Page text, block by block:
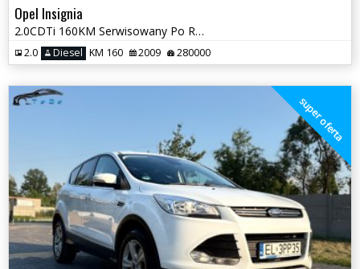
Opel Insignia
2.0CDTi 160KM Serwisowany Po Rozrządzie Bogata Wersja Automat
2.0 Diesel KM 160 2009 280000
super oferta